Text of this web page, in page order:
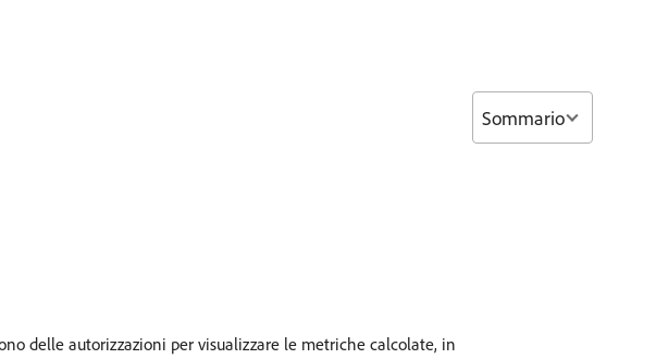
delle autorizzazioni per visualizzare le metriche calcolate, in
Sommario